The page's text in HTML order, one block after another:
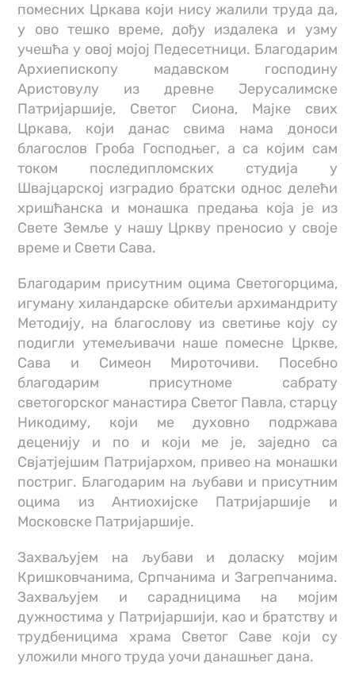
помесних Цркава који нису жалили труда да,
у ово тешко време, дођу издалека и узму
учешћа у овој мојој Педесетници. Благодарим
Архиепископу мадавском господину
Аристовулу из древне Јерусалимске
Патријаршије, Светог Сиона, Мајке свих
Цркава, који данас свима нама доноси
благослов Гроба Господњег, а са којим сам
током последипломских студија у
Швајцарској изградио братски однос делећи
хришћанска и монашка предања која је из
Свете Земље у нашу Цркву преносио у своје
време и Свети Сава.
Благодарим присутним оцима Светогорцима,
игуману хиландарске обитељи архимандриту
Методију, на благослову из светиње коју су
подигли утемељивачи наше помесне Цркве,
Сава и Симеон Мироточиви. Посебно
благодарим присутноме сабрату
светогорског манастира Светог Павла, старцу
Никодиму, који ме духовно подржава
деценију и по и који ме је, заједно са
Свјатјејшим Патријархом, привео на монашки
постриг. Благодарим на љубави и присутним
оцима из Антиохијске Патријаршије и
Московске Патријаршије.
Захваљујем на љубави и доласку мојим
Кришковчанима, Српчанима и Загрепчанима.
Захваљујем и сарадницима на мојим
дужностима у Патријаршији, као и братству и
трудбеницима храма Светог Саве који су
уложили много труда уочи данашњег дана.